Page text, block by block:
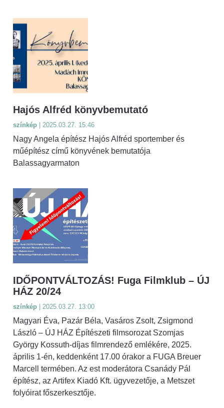
Hajós Alfréd könyvbemutató
színkép | 2025.03.27. 15:46
Nagy Angela építész Hajós Alfréd sportember és
műépítész című könyvének bemutatója
Balassagyarmaton
IDŐPONTVÁLTOZÁS! Fuga Filmklub – ÚJ
HÁZ 20/24
színkép | 2025.03.27. 13:00
Magyari Éva, Pazár Béla, Vasáros Zsolt, Zsigmond
László – ÚJ HÁZ Építészeti filmsorozat Szomjas
György Kossuth-díjas filmrendező emlékére, 2025.
április 1-én, keddenként 17.00 órakor a FUGA Breuer
Marcell termében. Az est moderátora Csanády Pál
építész, az Artifex Kiadó Kft. ügyvezetője, a Metszet
folyóirat főszerkesztője.